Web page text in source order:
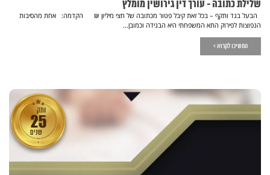
שלילת כתובה - עורך דין גירושין מומלץ
הבעל בגד ותקף – בכל זאת קיבל פטור מכתובה של חצי מיליון ₪ הקדמה: אחת מהסיבות
הנפוצות לפירוק התא המשפחתי היא הבגידה וכמובן...
המשיכו לקרוא >